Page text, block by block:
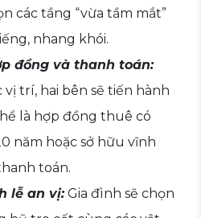
các tầng “vừa tầm mắt”
nhang khói.
đồng và thanh toán:
trí, hai bên sẽ tiến hành
là hợp đồng thuê có
năm hoặc sở hữu vĩnh
toán.
lễ an vị:Gia đình sẽ chọn